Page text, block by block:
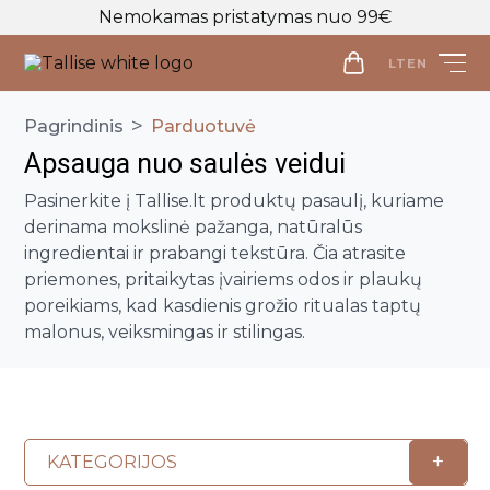
Nemokamas pristatymas nuo 99€
LT EN
Parduotuvė
Veido priežiūra
Visos priemonės
Makiažo valymo priemonės
Veido prausikliai
Veido kaukės
Kūno priežiūra
Visos priemonės
Kūno prausikliai, šveitikliai
Intymi priežiūra
Makiažo Priemonės
Veido kontūravimui
Plaukų šampūnai
Palaidinės
Naujienos
Pagrindinis > Parduotuvė
Apsauga nuo saulės veidui
Pasinerkite į Tallise.lt produktų pasaulį, kuriame
derinama mokslinė pažanga, natūralūs
ingredientai ir prabangi tekstūra. Čia atrasite
priemones, pritaikytas įvairiems odos ir plaukų
poreikiams, kad kasdienis grožio ritualas taptų
malonus, veiksmingas ir stilingas.
KATEGORIJOS +